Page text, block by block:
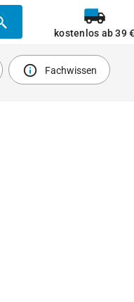
kostenlos ab 39 €
Fachwissen